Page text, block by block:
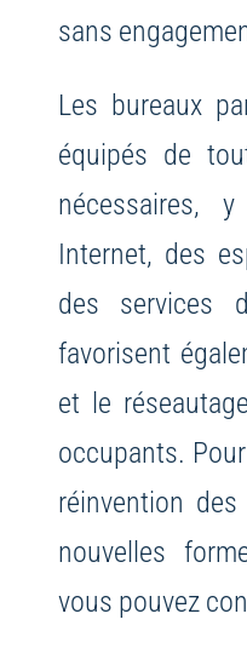
sans
Les bureaux
équipés de
nécessaires,
Internet, des
des services
favorisent
et le
occupants.
réinvention
nouvelles
vous pouvez